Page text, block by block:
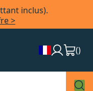
inclus).
>
()